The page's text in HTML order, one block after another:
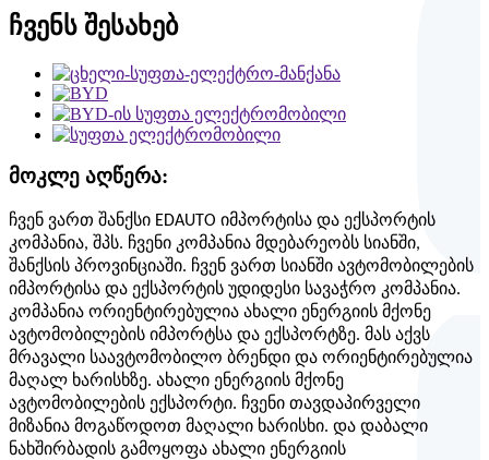
ჩვენს შესახებ
მოკლე აღწერა:
ჩვენ ვართ შანქსი EDAUTO იმპორტისა და ექსპორტის
კომპანია, შპს. ჩვენი კომპანია მდებარეობს სიანში,
შანქსის პროვინციაში. ჩვენ ვართ სიანში ავტომობილების
იმპორტისა და ექსპორტის უდიდესი სავაჭრო კომპანია.
კომპანია ორიენტირებულია ახალი ენერგიის მქონე
ავტომობილების იმპორტსა და ექსპორტზე. მას აქვს
მრავალი საავტომობილო ბრენდი და ორიენტირებულია
მაღალ ხარისხზე. ახალი ენერგიის მქონე
ავტომობილების ექსპორტი. ჩვენი თავდაპირველი
მიზანია მოგაწოდოთ მაღალი ხარისხი. და დაბალი
ნახშირბადის გამოყოფა ახალი ენერგიის